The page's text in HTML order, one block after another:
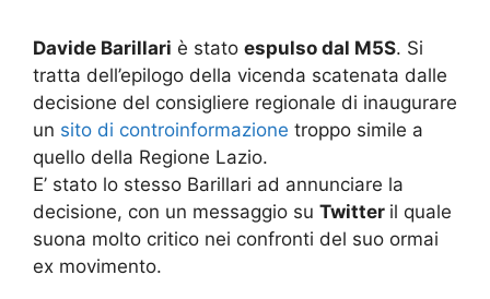
Davide Barillari è stato espulso dal M5S. Si
tratta dell’epilogo della vicenda scatenata dalle
decisione del consigliere regionale di inaugurare
un sito di controinformazione troppo simile a
quello della Regione Lazio.
E’ stato lo stesso Barillari ad annunciare la
decisione, con un messaggio su Twitter il quale
suona molto critico nei confronti del suo ormai
ex movimento.